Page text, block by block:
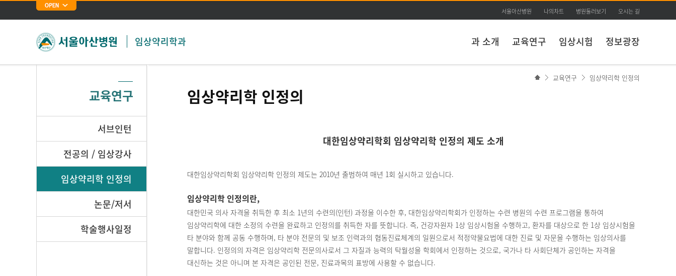
주메뉴 바로가기
본문 바로가기
임상약리학과
서울아산병원 나의차트 병원둘러보기 오시는 길
과 소개 교육연구 임상시험 정보광장
교육연구 임상약리학 인정의
교육연구
서브인턴
전공의 / 임상강사
임상약리학 인정의
논문/저서
학술행사일정
임상약리학 인정의
대한임상약리학회 임상약리학 인정의 제도 소개
대한임상약리학회 임상약리학 인정의 제도는 2010년 출범하여 매년 1회 실시하고 있습니다.
임상약리학 인정의란,
대한민국 의사 자격을 취득한 후 최소 1년의 수련의(인턴) 과정을 이수한 후, 대한임상약리학회가 인정하는 수련 병원의 수련 프로그램을 통하여
임상약리학에 대한 소정의 수련을 완료하고 인정의를 취득한 자를 뜻합니다. 즉, 건강자원자 1상 임상시험을 수행하고, 환자를 대상으로 한 1상 임상시험을
타 분야와 함께 공동 수행하며, 타 분야 전문의 및 보조 인력과의 협동진료체계의 일원으로서 적정약물요법에 대한 진료 및 자문을 수행하는 임상의사를
말합니다. 인정의의 자격은 임상약리학 전문의사로서 그 자질과 능력의 탁월성을 학회에서 인정하는 것으로, 국가나 타 사회단체가 공인하는 자격을
대신하는 것은 아니며 본 자격은 공인된 전문, 진료과목의 표방에 사용할 수 없습니다.